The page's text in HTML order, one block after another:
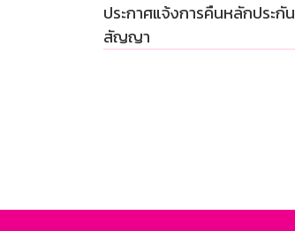
ประกาศแจ้งการคืนหลักประกัน
สัญญา